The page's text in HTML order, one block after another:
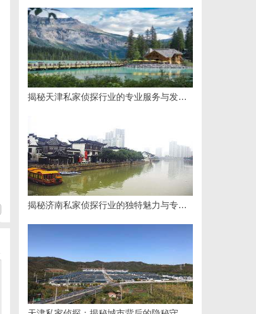
揭秘天津私家侦探行业的专业服务与发展趋势
揭秘济南私家侦探行业的独特魅力与专业服务